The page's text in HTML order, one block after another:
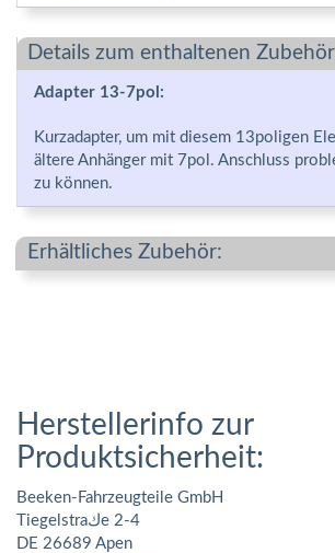
Details zum enthaltenen
Adapter 13-7pol:
Kurzadapter, um mit diesem 13poligen
ältere Anhänger mit 7pol. Anschluss
zu können.
Erhältliches Zubehör:
Herstellerinfo zur
Produktsicherheit:
Beeken-Fahrzeugteile GmbH
Tiegelstraكe 2-4
DE 26689 Apen